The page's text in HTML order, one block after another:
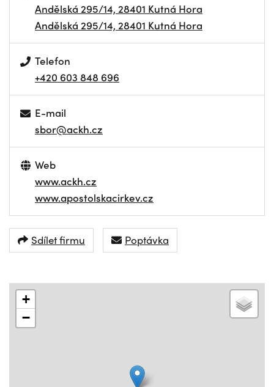
Andělská 295/14, 28401 Kutná Hora
Andělská 295/14, 28401 Kutná Hora
Telefon
+420 603 848 696
E-mail
sbor@ackh.cz
Web
www.ackh.cz
www.apostolskacirkev.cz
Sdílet firmu Poptávka
+
−